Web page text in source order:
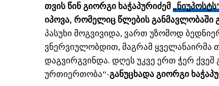
თვის წინ გიორგი ხაჭაპურიძემ
იპოვა, რომელიც წლების
პასუხი მოგვივიდა, ვართ უზომოდ
ვნერვიულობდით, მაგრამ ყველანაირმა
დაგვირგვინდა. დღეს უკვე ერთ ჭერ ქვეშ
ურთიერთობა“-განუცხადა გიორგი